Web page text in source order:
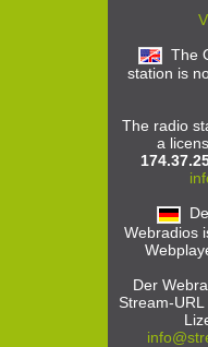
The
station is
The radio
a
Webradios
Der
Stream-URL